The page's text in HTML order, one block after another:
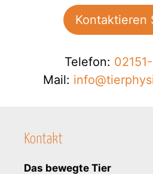
Kontaktieren
Telefon:
Mail:
Kontakt
Das bewegte Tier